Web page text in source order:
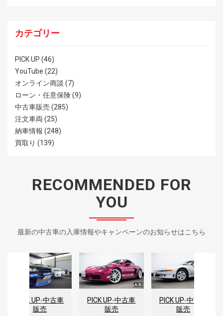
カテゴリー
PICK UP (46)
YouTube (22)
オンライン商談 (7)
ローン・任意保険(9)
中古車販売 (285)
注文車両 (25)
納車情報 (248)
買取り (139)
RECOMMENDED FOR
YOU
最新の中古車の入庫情報やキャンペーンのお知らせはこちら
PICK UP-中古車
販売
PICK UP-中古車
販売
PICK UP-中古車
販売